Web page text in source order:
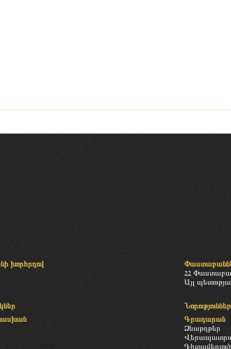
խորհրդով
ՀՀ
Այլ
Նորություններ
Գրադարան
Ձևաթղթեր